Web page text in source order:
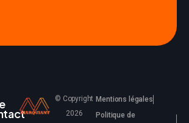
© Copyright
2026
Mentions légales
Politique de